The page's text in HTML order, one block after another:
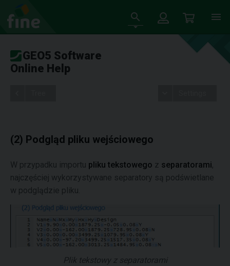
GEO5 Software
Online Help
(2) Podgląd pliku wejściowego
W przypadku importu pliku tekstowego z separatorami,
najczęściej wykorzystywane separatory są podświetlane
w podglądzie pliku.
Plik tekstowy z separatorami